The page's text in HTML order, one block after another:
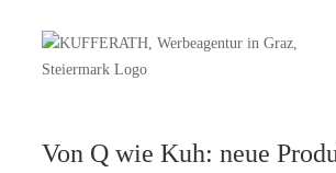
Inhalt
springen
Von Q wie Kuh: neue